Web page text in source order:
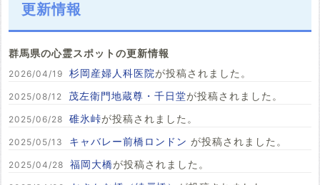
更新情報
群馬県の心霊スポットの更新情報
2026/04/19 杉岡産婦人科医院が投稿されました。
2025/08/12 茂左衛門地蔵尊・千日堂が投稿されました。
2025/06/28 碓氷峠が投稿されました。
2025/05/13 キャバレー前橋ロンドン が投稿されました。
2025/04/28 福岡大橋が投稿されました。